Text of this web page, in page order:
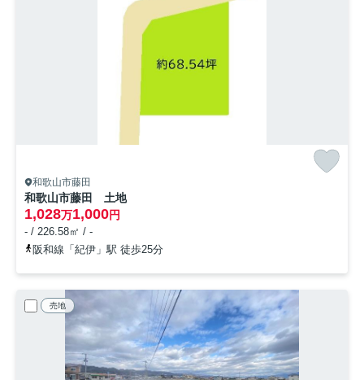
和歌山市藤田
和歌山市藤田 土地
1,028万1,000円
- / 226.58㎡ / -
阪和線「紀伊」駅 徒歩25分
売地